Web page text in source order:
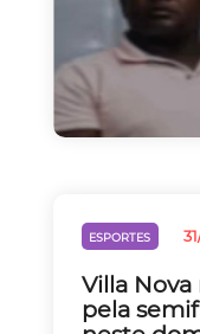
ESPORTES
Villa
pela